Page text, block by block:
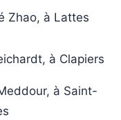
Zhao, à Lattes
à Clapiers
à Saint-